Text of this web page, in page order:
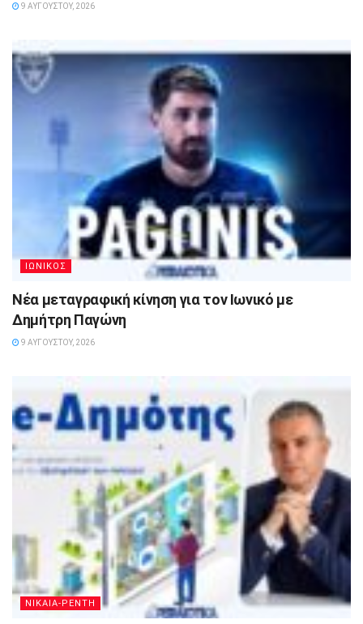
9 ΑΥΓΟΎΣΤΟΥ, 2026
ΙΩΝΙΚΟΣ
Νέα μεταγραφική κίνηση για τον Ιωνικό με
Δημήτρη Παγώνη
9 ΑΥΓΟΎΣΤΟΥ, 2026
ΝΙΚΑΙΑ-ΡΕΝΤΗ